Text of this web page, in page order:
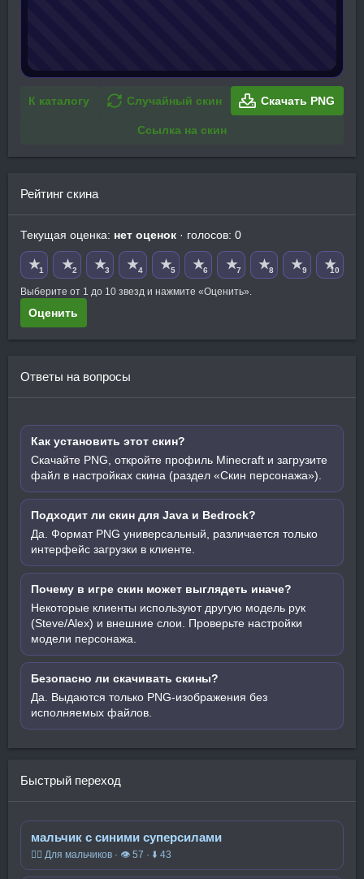
К каталогу Случайный скин Скачать PNG
Ссылка на скин
Рейтинг скина
Текущая оценка: нет оценок · голосов: 0
★1 ★2 ★3 ★4 ★5 ★6 ★7 ★8 ★9 ★10
Выберите от 1 до 10 звезд и нажмите «Оценить».
Оценить
Ответы на вопросы
Как установить этот скин?
Скачайте PNG, откройте профиль Minecraft и загрузите
файл в настройках скина (раздел «Скин персонажа»).
Подходит ли скин для Java и Bedrock?
Да. Формат PNG универсальный, различается только
интерфейс загрузки в клиенте.
Почему в игре скин может выглядеть иначе?
Некоторые клиенты используют другую модель рук
(Steve/Alex) и внешние слои. Проверьте настройки
модели персонажа.
Безопасно ли скачивать скины?
Да. Выдаются только PNG-изображения без
исполняемых файлов.
Быстрый переход
мальчик с синими суперсилами
🧍‍♂️ Для мальчиков · 👁 57 · ⬇ 43